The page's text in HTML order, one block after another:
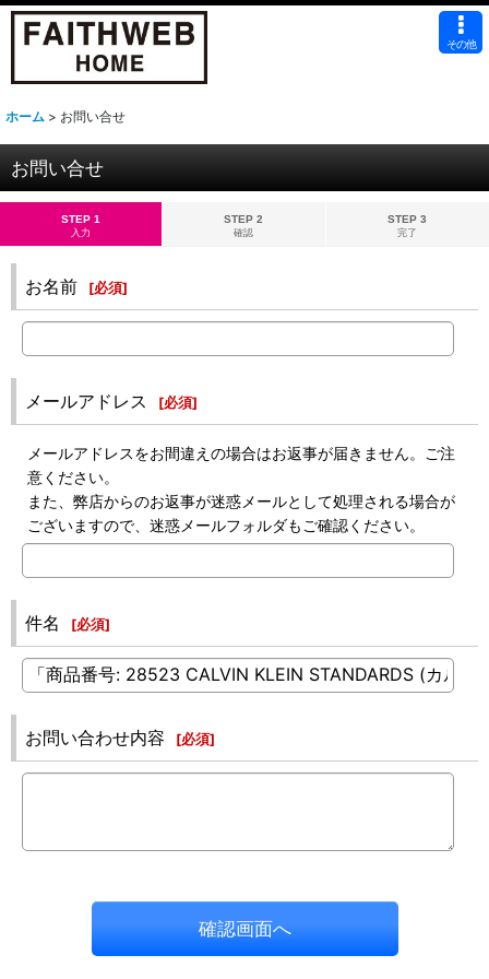
その他
ホーム > お問い合せ
お問い合せ
STEP 1
入力
STEP 2
確認
STEP 3
完了
お名前 [必須]
メールアドレス [必須]
メールアドレスをお間違えの場合はお返事が届きません。ご注
意ください。
また、弊店からのお返事が迷惑メールとして処理される場合が
ございますので、迷惑メールフォルダもご確認ください。
件名 [必須]
お問い合わせ内容 [必須]
確認画面へ